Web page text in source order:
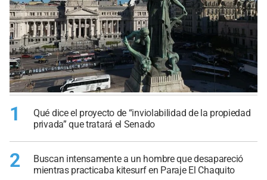
1
Qué dice el proyecto de “inviolabilidad de la propiedad
privada” que tratará el Senado
2
Buscan intensamente a un hombre que desapareció
mientras practicaba kitesurf en Paraje El Chaquito